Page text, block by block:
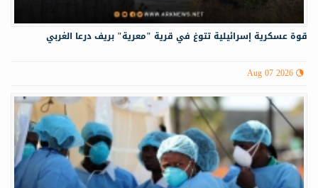
قوة عسكرية إسرائيلية تتوغ في قرية "معرية" بريف درعا الغربي
Aug 07 2026